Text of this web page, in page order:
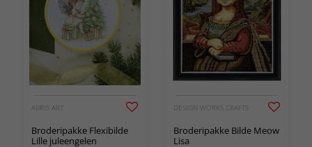
ABRIS ART
Broderipakke Flexibilde
Lille juleengelen
DESIGN WORKS CRAFTS
Broderipakke Bilde Meow
Lisa